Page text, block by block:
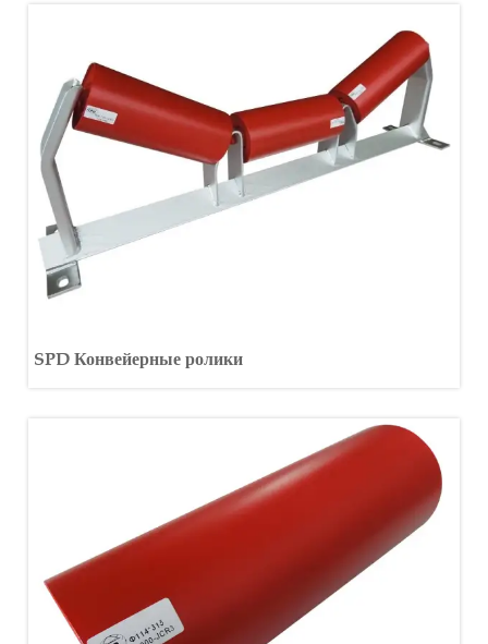
SPD Конвейерные ролики